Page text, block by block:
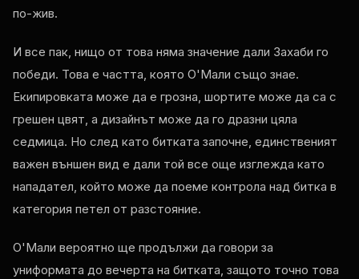
по-жив.
И все пак, нищо от това няма значение дали Захаби го
победи. Това е частта, която О'Мали също знае.
Екипировката може да е грозна, шортите може да са с
грешен цвят, а дизайнът може да го дразни цяла
седмица. Но след като битката започне, единственият
важен външен вид е дали той все още изглежда като
нападател, който може да поеме контрола над битка в
категория петел от разстояние.
О'Мали вероятно ще продължи да говори за
униформата до вечерта на битката, защото точно това